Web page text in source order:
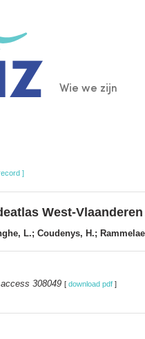
Main
Wie we zijn
]
West-Vlaanderen
L.; Coudenys, H.;
308049 [ download pdf ]